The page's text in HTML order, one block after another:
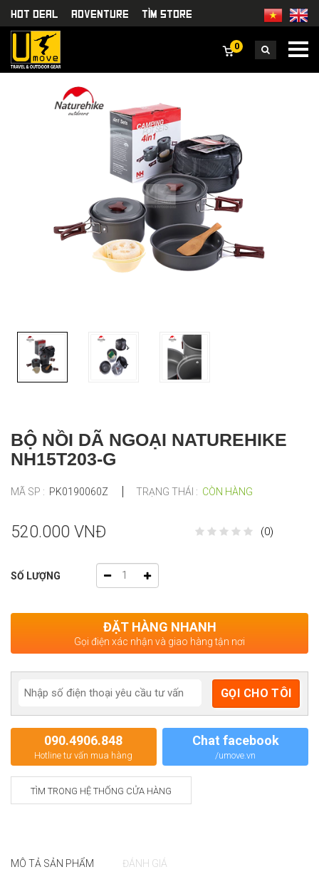
HOT DEAL Adventure TÌm Store
0
BỘ NỒI DÃ NGOẠI NATUREHIKE
NH15T203-G
MÃ SP : PK0190060Z TRẠNG THÁI : CÒN HÀNG
520.000 VNĐ (0)
SỐ LƯỢNG
ĐẶT HÀNG NHANH
Gọi điện xác nhận và giao hàng tận nơi
090.4906.848
Hotline tư vấn mua hàng
Chat facebook
/umove.vn
TÌM TRONG HỆ THỐNG CỬA HÀNG
MÔ TẢ SẢN PHẨM ĐÁNH GIÁ